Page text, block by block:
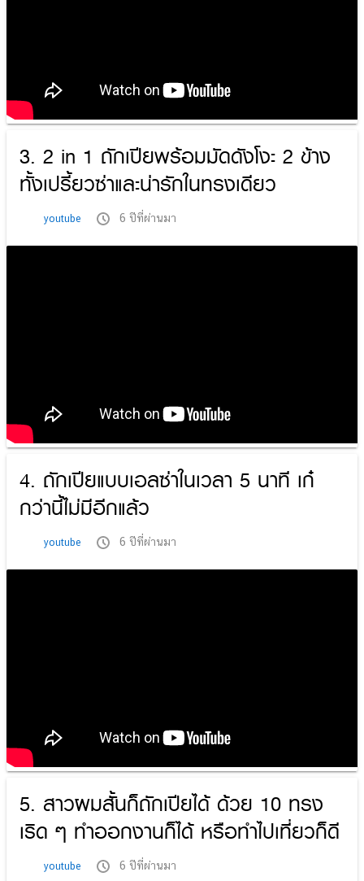
3. 2 in 1 ถักเปียพร้อมมัดดังโงะ 2 ข้าง
ทั้งเปรี้ยวซ่าและน่ารักในทรงเดียว
youtube 6 ปีที่ผ่านมา
4. ถักเปียแบบเอลซ่าในเวลา 5 นาที เก๋
กว่านี้ไม่มีอีกแล้ว
youtube 6 ปีที่ผ่านมา
5. สาวผมสั้นก็ถักเปียได้ ด้วย 10 ทรง
เริด ๆ ทำออกงานก็ได้ หรือทำไปเที่ยวก็ดี
youtube 6 ปีที่ผ่านมา